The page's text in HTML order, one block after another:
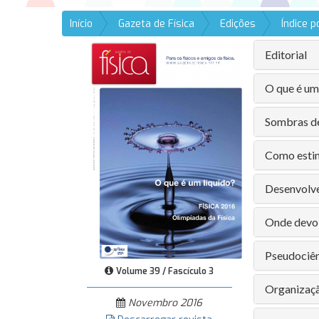
Início Gazeta de Física Edições Índice
Volume 39 / Fascículo 3
Novembro 2016
Editorial
O que é
Sombras
Como
Onde